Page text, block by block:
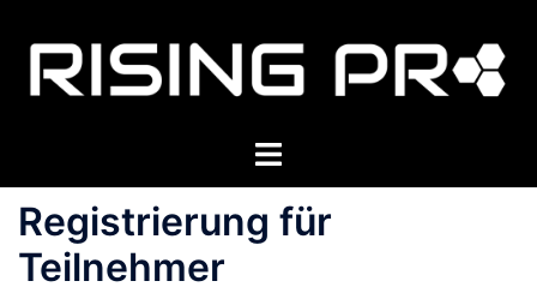
Inhalt
springen
Menü
Registrierung für
Teilnehmer